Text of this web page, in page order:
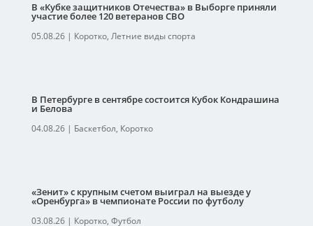
В «Кубке защитников Отечества» в Выборге приняли
участие более 120 ветеранов СВО
05.08.26| Коротко, Летние виды спорта
В Петербурге в сентябре состоится Кубок Кондрашина
и Белова
04.08.26| Баскетбол, Коротко
«Зенит» с крупным счетом выиграл на выезде у
«Оренбурга» в чемпионате России по футболу
03.08.26| Коротко, Футбол